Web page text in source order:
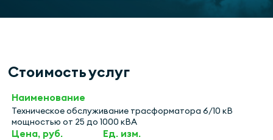
Стоимость услуг
Техническое обслуживание трасформатора 6/10 кВ
мощностью от 25 до 1000 кВА